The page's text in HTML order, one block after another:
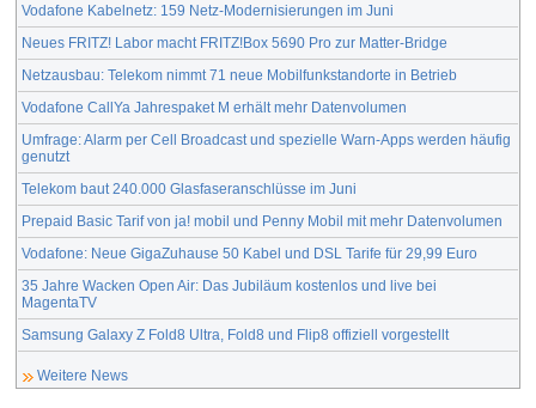
Vodafone Kabelnetz: 159 Netz-Modernisierungen im Juni
Neues FRITZ! Labor macht FRITZ!Box 5690 Pro zur Matter-Bridge
Netzausbau: Telekom nimmt 71 neue Mobilfunkstandorte in Betrieb
Vodafone CallYa Jahrespaket M erhält mehr Datenvolumen
Umfrage: Alarm per Cell Broadcast und spezielle Warn-Apps werden häufig
genutzt
Telekom baut 240.000 Glasfaseranschlüsse im Juni
Prepaid Basic Tarif von ja! mobil und Penny Mobil mit mehr Datenvolumen
Vodafone: Neue GigaZuhause 50 Kabel und DSL Tarife für 29,99 Euro
35 Jahre Wacken Open Air: Das Jubiläum kostenlos und live bei
MagentaTV
Samsung Galaxy Z Fold8 Ultra, Fold8 und Flip8 offiziell vorgestellt
Weitere News